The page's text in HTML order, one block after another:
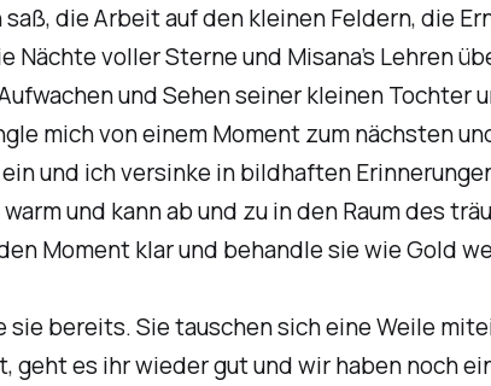
die Arbeit auf den kleinen Feldern, die
voller Sterne und Misana’s Lehren
und Sehen seiner kleinen
mich von einem Moment zum nächsten
und ich versinke in bildhaften
und kann ab und zu in den Raum des
Moment klar und behandle sie wie Gold
bereits. Sie tauschen sich eine Weile
geht es ihr wieder gut und wir haben noch